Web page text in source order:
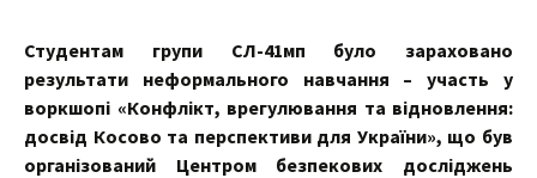
Студентам групи СЛ-41мп було зараховано
результати неформального навчання – участь у
воркшопі «Конфлікт, врегулювання та відновлення:
досвід Косово та перспективи для України», що був
організований Центром безпекових досліджень